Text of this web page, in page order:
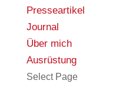
Presseartikel
Journal
Über mich
Ausrüstung
Select Page